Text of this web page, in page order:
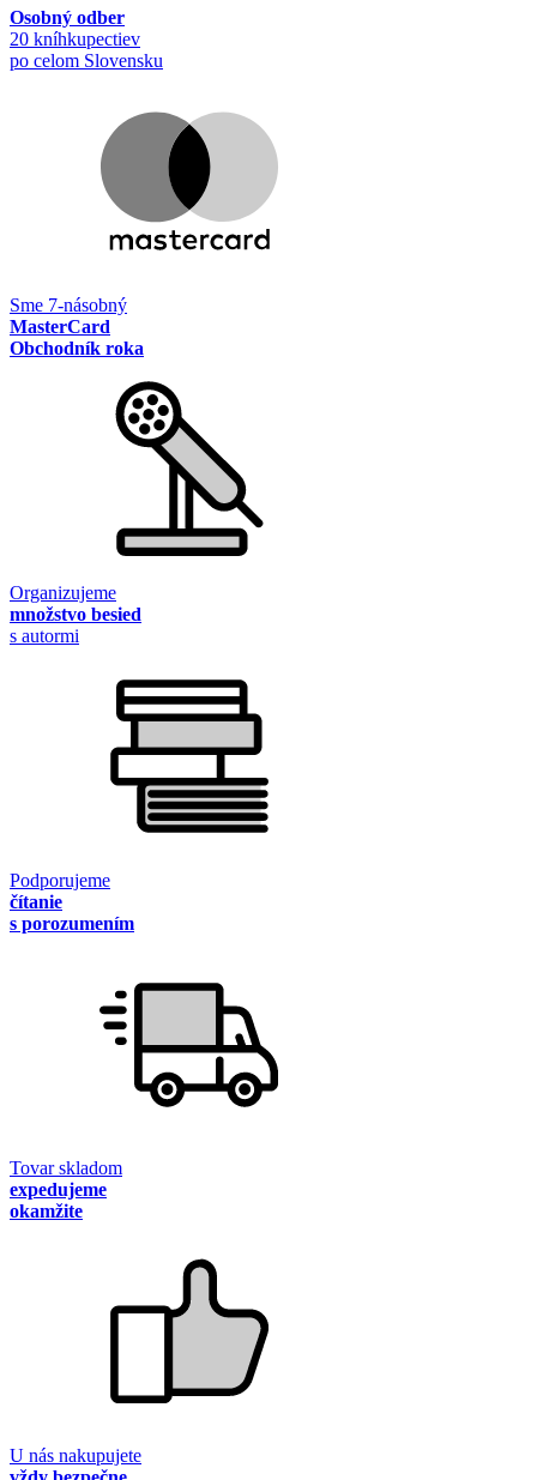
Osobný odber
20 kníhkupectiev
po celom Slovensku
Sme 7-násobný
MasterCard
Obchodník roka
Organizujeme
množstvo besied
s autormi
Podporujeme
čítanie
s porozumením
Tovar skladom
expedujeme
okamžite
U nás nakupujete